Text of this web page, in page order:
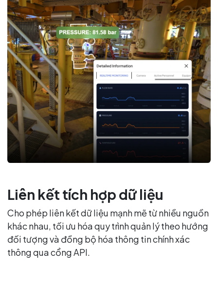
Liên kết tích hợp dữ liệu
Cho phép liên kết dữ liệu mạnh mẽ từ nhiều nguồn
khác nhau, tối ưu hóa quy trình quản lý theo hướng
đối tượng và đồng bộ hóa thông tin chính xác
thông qua cổng API.